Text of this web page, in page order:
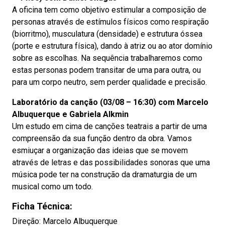
A oficina tem como objetivo estimular a composição de
personas através de estímulos físicos como respiração
(biorritmo), musculatura (densidade) e estrutura óssea
(porte e estrutura física), dando à atriz ou ao ator domínio
sobre as escolhas. Na sequência trabalharemos como
estas personas podem transitar de uma para outra, ou
para um corpo neutro, sem perder qualidade e precisão.
Laboratório da canção (03/08 – 16:30) com Marcelo
Albuquerque e Gabriela Alkmin
Um estudo em cima de canções teatrais a partir de uma
compreensão da sua função dentro da obra. Vamos
esmiuçar a organização das ideias que se movem
através de letras e das possibilidades sonoras que uma
música pode ter na construção da dramaturgia de um
musical como um todo.
Ficha Técnica:
Direção: Marcelo Albuquerque